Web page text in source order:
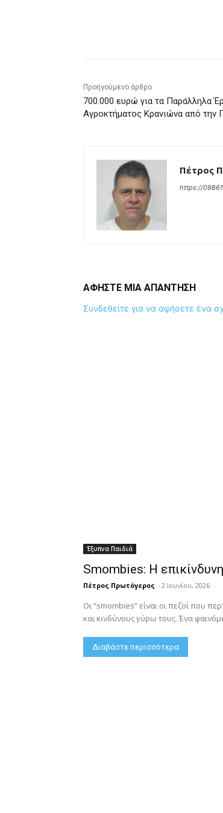
Προηγούμενο άρθρο
700.000 ευρώ για τα Παράλληλα
Αγροκτήματος Κρανιώνα από την
Πέτρος
https://
ΑΦΗΣΤΕ ΜΙΑ ΑΠΑΝΤΗΣΗ
Συνδεθείτε για να αφήσετε ένα
Έξυπνα Παιδιά
Smombies: Η
Πέτρος Πρωτόγερος - 2 Ιουνίου, 2026
Οι “smombies” είναι οι πεζοί που
και κινδύνους γύρω τους. Ένα
Διαβάστε περισσότερα